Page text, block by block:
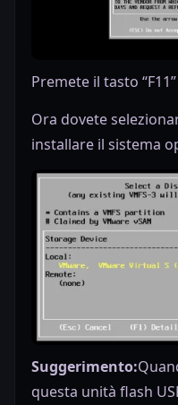
Premete il tasto
Ora dovete
installare il sistema
Suggerimento:
questa unità flash